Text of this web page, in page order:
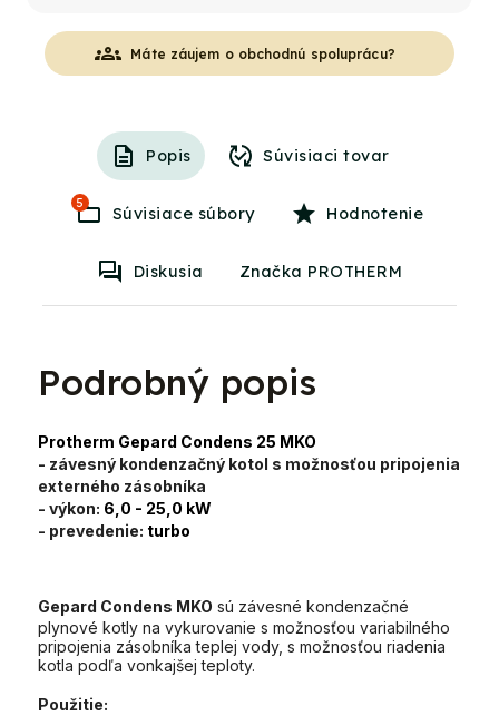
groups Máte záujem o obchodnú spoluprácu?
Popis Súvisiaci tovar
5
Súvisiace súbory Hodnotenie
Diskusia Značka PROTHERM
Podrobný popis
Protherm Gepard Condens 25 MKO
- závesný kondenzačný kotol s možnosťou pripojenia
externého zásobníka
- výkon: 6 ,0 - 25,0 kW
- prevedenie: turbo
Gepard Condens MKO sú závesné kondenzačné
plynové kotly na vykurovanie s možnosťou variabilného
pripojenia zásobníka teplej vody, s možnosťou riadenia
kotla podľa vonkajšej teploty.
Použitie: